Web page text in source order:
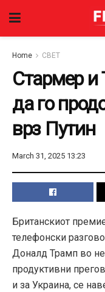
Home СВЕТ
Стармер и
да го
врз Путин
March 31, 2025 13:23
Британскиот
телефонски
Доналд Трамп во
продуктивни
и за Украина, се